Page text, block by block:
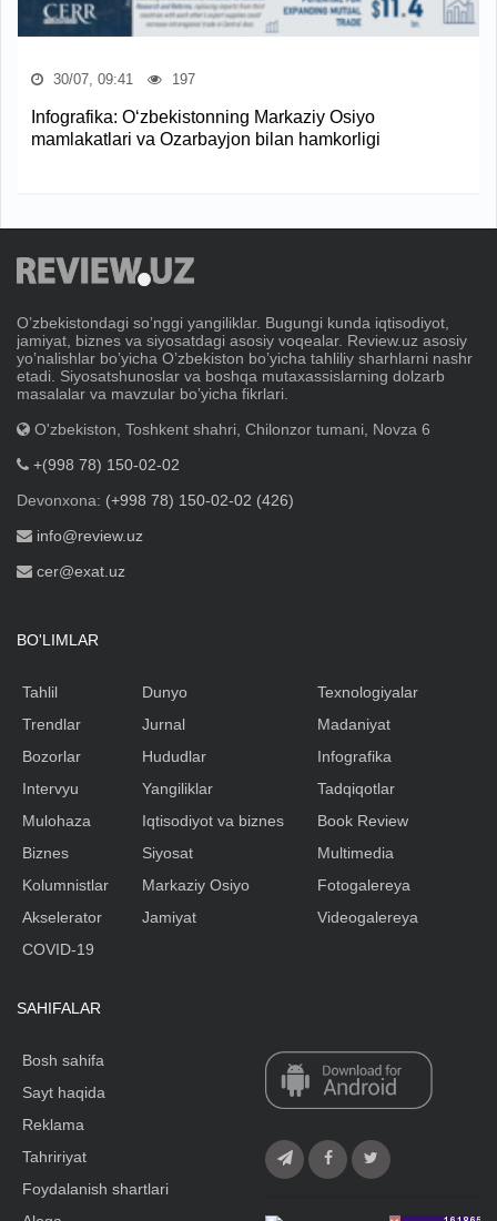
30/07, 09:41 197
Infografika: O‘zbekistonning Markaziy Osiyo
mamlakatlari va Ozarbayjon bilan hamkorligi
Oʼzbekistondagi soʼnggi yangiliklar. Bugungi kunda iqtisodiyot,
jamiyat, biznes va siyosatdagi asosiy voqealar. Review.uz asosiy
yoʼnalishlar boʼyicha Oʼzbekiston boʼyicha tahliliy sharhlarni nashr
etadi. Siyosatshunoslar va boshqa mutaxassislarning dolzarb
masalalar va mavzular boʼyicha fikrlari.
O'zbekiston, Toshkent shahri, Chilonzor tumani, Novza 6
+(998 78) 150-02-02
Devonxona: (+998 78) 150-02-02 (426)
info@review.uz
cer@exat.uz
BO'LIMLAR
Tahlil
Trendlar
Bozorlar
Intervyu
Mulohaza
Biznes
Kolumnistlar
Akselerator
Dunyo
Jurnal
Hududlar
Yangiliklar
Iqtisodiyot va biznes
Siyosat
Markaziy Osiyo
Jamiyat
Texnologiyalar
Madaniyat
Infografika
Tadqiqotlar
Book Review
Multimedia
Fotogalereya
Videogalereya
COVID-19
SAHIFALAR
Bosh sahifa
Sayt haqida
Reklama
Tahririyat
Foydalanish shartlari